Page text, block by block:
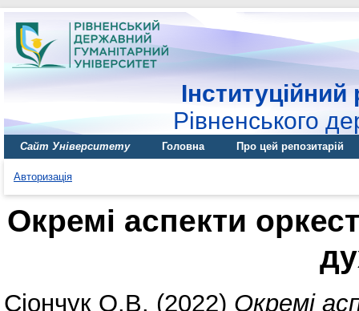
Інституційний
Рівненського
Сайт Університету Головна Про цей репозитарій
Авторизація
Окремі аспекти
Сіончук О.В. (2022) Окремі